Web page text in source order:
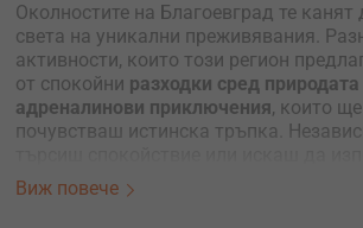
Околностите на Благоевград те
света на уникални преживявания.
активности, които този регион
от спокойни разходки сред природата
адреналинови приключения, които
почувстваш истинска тръпка.
предизвикателства, тук ще намериш
преживяване за себе си или за
Виж повече